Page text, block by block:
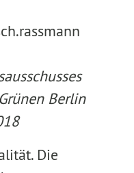
Berlin
Die